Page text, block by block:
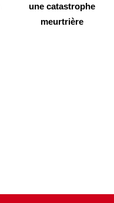
une catastrophe
meurtrière